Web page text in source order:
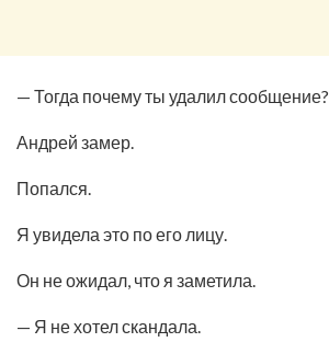
— Тогда почему ты удалил сообщение?
Андрей замер.
Попался.
Я увидела это по его лицу.
Он не ожидал, что я заметила.
— Я не хотел скандала.